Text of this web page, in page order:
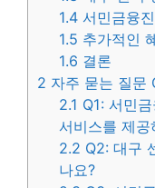
1.4 서민금융
1.5 추가적인
1.6 결론
2 자주 묻는 질문
2.1 Q1: 서민
서비스를 제공
2.2 Q2: 대구
나요?